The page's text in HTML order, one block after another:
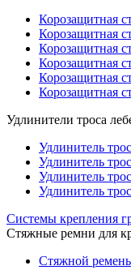
Корозащитная
Корозащитная
Корозащитная
Корозащитная
Корозащитная
Корозащитная
Удлинители троса
Удлинитель
Удлинитель
Удлинитель
Удлинитель
Системы крепления
Стяжные ремни для
Стяжной ремень